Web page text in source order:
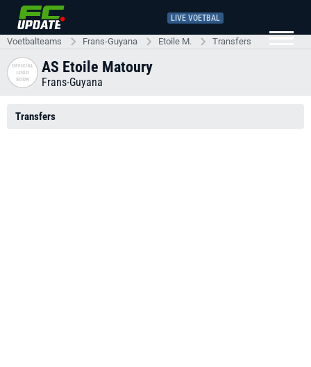
LIVE VOETBAL
Voetbalteams Frans-Guyana Etoile M. Transfers
AS Etoile Matoury
Frans-Guyana
Transfers